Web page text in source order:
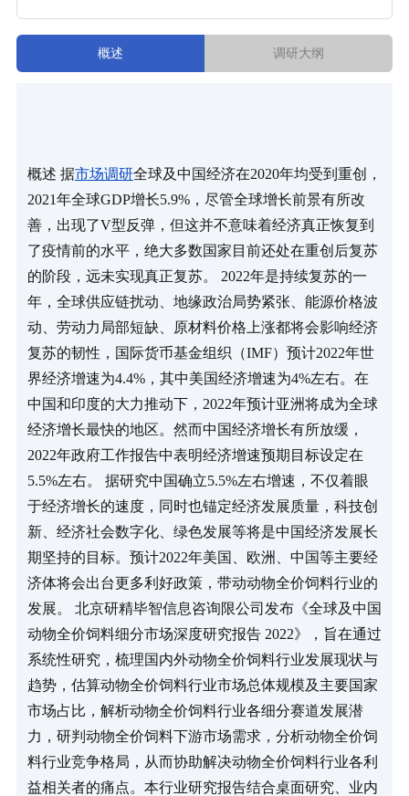
概述 调研大纲
概述 据市场调研全球及中国经济在2020年均受到重创，
2021年全球GDP增长5.9%，尽管全球增长前景有所改
善，出现了V型反弹，但这并不意味着经济真正恢复到
了疫情前的水平，绝大多数国家目前还处在重创后复苏
的阶段，远未实现真正复苏。 2022年是持续复苏的一
年，全球供应链扰动、地缘政治局势紧张、能源价格波
动、劳动力局部短缺、原材料价格上涨都将会影响经济
复苏的韧性，国际货币基金组织（IMF）预计2022年世
界经济增速为4.4%，其中美国经济增速为4%左右。在
中国和印度的大力推动下，2022年预计亚洲将成为全球
经济增长最快的地区。然而中国经济增长有所放缓，
2022年政府工作报告中表明经济增速预期目标设定在
5.5%左右。 据研究中国确立5.5%左右增速，不仅着眼
于经济增长的速度，同时也锚定经济发展质量，科技创
新、经济社会数字化、绿色发展等将是中国经济发展长
期坚持的目标。预计2022年美国、欧洲、中国等主要经
济体将会出台更多利好政策，带动动物全价饲料行业的
发展。 北京研精毕智信息咨询限公司发布《全球及中国
动物全价饲料细分市场深度研究报告 2022》，旨在通过
系统性研究，梳理国内外动物全价饲料行业发展现状与
趋势，估算动物全价饲料行业市场总体规模及主要国家
市场占比，解析动物全价饲料行业各细分赛道发展潜
力，研判动物全价饲料下游市场需求，分析动物全价饲
料行业竞争格局，从而协助解决动物全价饲料行业各利
益相关者的痛点。本行业研究报告结合桌面研究、业内